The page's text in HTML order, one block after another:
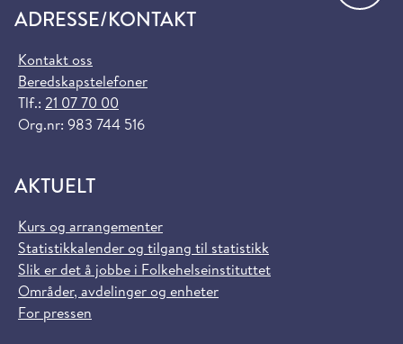
ADRESSE/KONTAKT
Kontakt oss
Beredskapstelefoner
Tlf.: 21 07 70 00
Org.nr: 983 744 516
AKTUELT
Kurs og arrangementer
Statistikkalender og tilgang til statistikk
Slik er det å jobbe i Folkehelseinstituttet
Områder, avdelinger og enheter
For pressen